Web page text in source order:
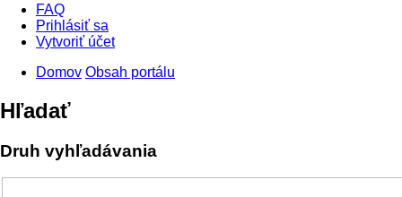
FAQ
Prihlásiť sa
Vytvoriť účet
Domov Obsah portálu
Hľadať
Druh vyhľadávania